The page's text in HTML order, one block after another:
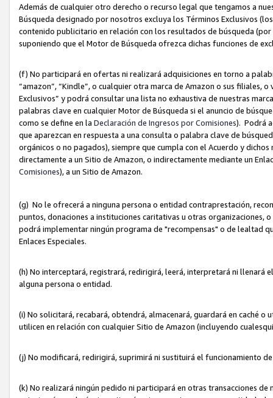
Además de cualquier otro derecho o recurso legal que tengamos a
Búsqueda designado por nosotros excluya los Términos Exclusivos
contenido publicitario en relación con los resultados de búsqueda
suponiendo que el Motor de Búsqueda ofrezca dichas funciones de
(f) No participará en ofertas ni realizará adquisiciones en torno a
“amazon”, “Kindle”, o cualquier otra marca de Amazon o sus filiales,
Exclusivos” y podrá consultar una lista no exhaustiva de nuestras
palabras clave en cualquier Motor de Búsqueda si el anuncio de
como se define en la Declaración de Ingresos por Comisiones). Podrá
que aparezcan en respuesta a una consulta o palabra clave de
orgánicos o no pagados), siempre que cumpla con el Acuerdo y
directamente a un Sitio de Amazon, o indirectamente mediante un
Comisiones), a un Sitio de Amazon.
(g) No le ofrecerá a ninguna persona o entidad contraprestación,
puntos, donaciones a instituciones caritativas u otras organizaciones,
podrá implementar ningún programa de "recompensas" o de lealtad
Enlaces Especiales.
(h) No interceptará, registrará, redirigirá, leerá, interpretará ni
alguna persona o entidad.
(i) No solicitará, recabará, obtendrá, almacenará, guardará en caché
utilicen en relación con cualquier Sitio de Amazon (incluyendo
(j) No modificará, redirigirá, suprimirá ni sustituirá el funcionamiento
(k) No realizará ningún pedido ni participará en otras transacciones